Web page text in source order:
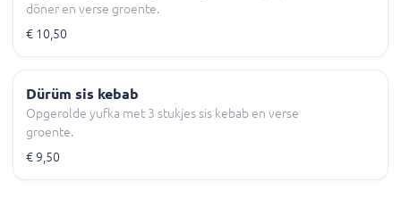
döner en verse groente.
€ 10,50
Dürüm sis kebab
Opgerolde yufka met 3 stukjes sis kebab en verse
groente.
€ 9,50